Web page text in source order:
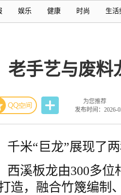
娱乐 健康 时尚 生活
老手艺与废料
为您推荐
发布时间：2026-
千米“巨龙”展现了
西溪板龙由300多位
造，融合竹篾编制